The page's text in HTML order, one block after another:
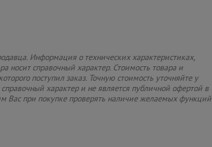
Информация о технических характеристиках,
носит справочный характер. Стоимость товара и
поступил заказ. Точную стоимость уточняйте у
характер и не является публичной офертой в
Вас при покупке проверять наличие желаемых функций